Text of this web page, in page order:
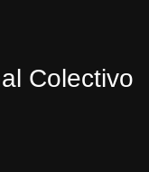
Colectivo